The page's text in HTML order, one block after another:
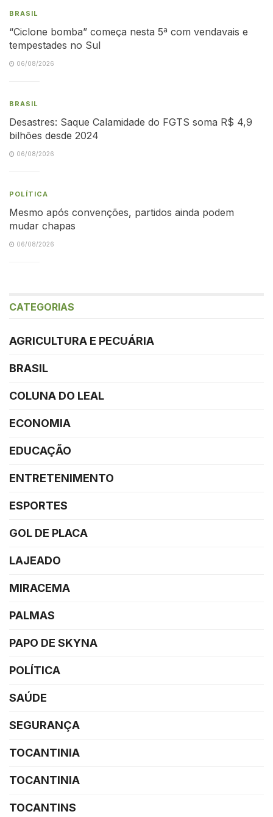
BRASIL
“Ciclone bomba” começa nesta 5ª com vendavais e
tempestades no Sul
06/08/2026
BRASIL
Desastres: Saque Calamidade do FGTS soma R$ 4,9
bilhões desde 2024
06/08/2026
POLÍTICA
Mesmo após convenções, partidos ainda podem
mudar chapas
06/08/2026
CATEGORIAS
AGRICULTURA E PECUÁRIA
BRASIL
COLUNA DO LEAL
ECONOMIA
EDUCAÇÃO
ENTRETENIMENTO
ESPORTES
GOL DE PLACA
LAJEADO
MIRACEMA
PALMAS
PAPO DE SKYNA
POLÍTICA
SAÚDE
SEGURANÇA
TOCANTINIA
TOCANTINIA
TOCANTINS